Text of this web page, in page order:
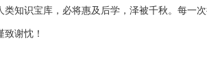
类知识宝库，必将惠及后学，泽被千秋。每一
谢忱！